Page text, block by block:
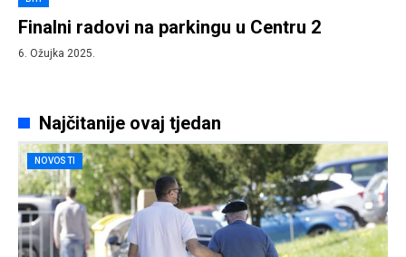
Finalni radovi na parkingu u Centru 2
6. Ožujka 2025.
Najčitanije ovaj tjedan
NOVOSTI